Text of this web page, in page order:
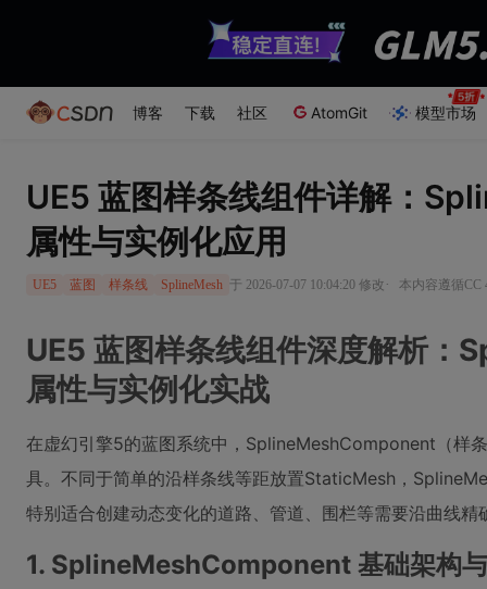
博客 下载 社区 AtomGit 模型市场
UE5 蓝图样条线组件详解：
属性与实例化应用
UE5 蓝图 样条线 SplineMesh 于 2026-07-07 10:04:20 修改 · 本内容遵循CC
UE5 蓝图样条线组件深度解析：
属性与实例化实战
在虚幻引擎5的蓝图系统中，SplineMeshComponent（样
具。不同于简单的沿样条线等距放置StaticMesh，
特别适合创建动态变化的道路、管道、围栏等需要沿曲线精
1. SplineMeshComponent 基础架构